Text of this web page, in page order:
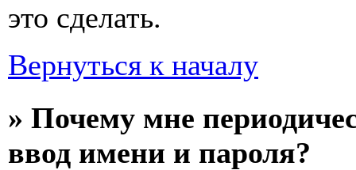
это сделать.
Вернуться к началу
» Почему мне
ввод имени и пароля?